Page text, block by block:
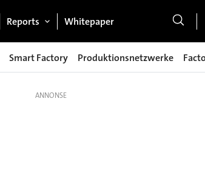
Reports Whitepaper
Smart Factory Produktionsnetzwerke